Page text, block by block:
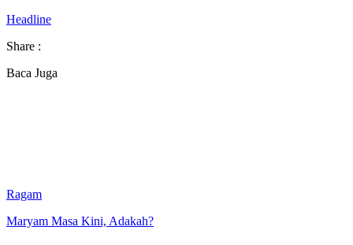
Headline
Share :
Baca Juga
Ragam
Maryam Masa Kini, Adakah?